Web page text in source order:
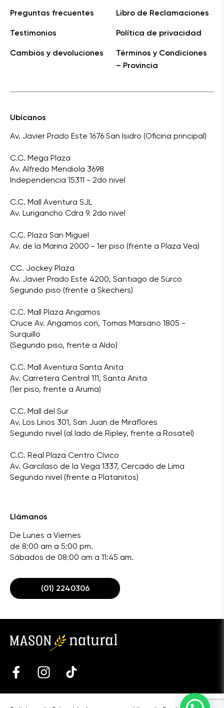
Preguntas frecuentes
Testimonios
Cambios y devoluciones
Libro de Reclamaciones
Política de privacidad
Términos y Condiciones
– Provincia
Ubícanos
Av. Javier Prado Este 1676 San Isidro (Oficina principal)
C.C. Mega Plaza
Av. Alfredo Mendiola 3698
Independencia 15311 - 2do nivel
C.C. Mall Aventura SJL
Av. Lurigancho Cdra 9. 2do nivel
C.C. Plaza San Miguel
Av. de la Marina 2000 - 1er piso (frente a Plaza Vea)
CC. Jockey Plaza
Av. Javier Prado Este 4200, Santiago de Surco
Segundo piso (frente a Skechers)
C.C. Mall Plaza Angamos
Cruce Av. Angamos con, Tomas Marsano 1805 -
Surquillo
(Segundo piso, frente a Aldo)
C.C. Mall Aventura Santa Anita
Av. Carretera Central 111, Santa Anita
(1er piso, frente a Aruma)
C.C. Mall del Sur
Av. Los Lirios 301, San Juan de Miraflores
Segundo nivel (al lado de Ripley, frente a Rosatel)
C.C. Real Plaza Centro Cívico
Av. Garcilaso de la Vega 1337, Cercado de Lima
Segundo nivel (frente a Platanitos)
Llámanos
De Lunes a Viernes
de 8:00 am a 5:00 pm.
Sábados de 08:00 am a 11:45 am.
(01) 2240306